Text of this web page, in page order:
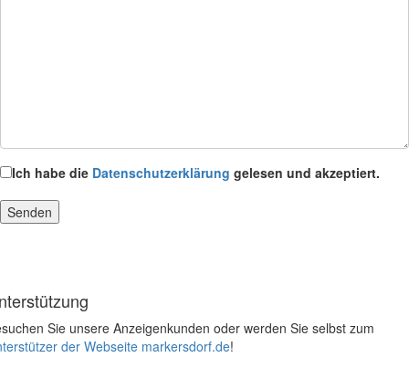
Ich habe die Datenschutzerklärung gelesen und akzeptiert.
Sie unsere Anzeigenkunden oder werden Sie selbst zum
der Webseite markersdorf.de!